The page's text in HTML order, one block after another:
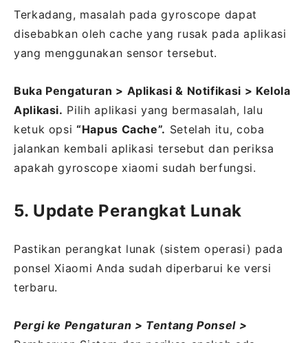
Terkadang, masalah pada gyroscope dapat
disebabkan oleh cache yang rusak pada aplikasi
yang menggunakan sensor tersebut.
Buka Pengaturan > Aplikasi & Notifikasi > Kelola
Aplikasi. Pilih aplikasi yang bermasalah, lalu
ketuk opsi“Hapus Cache”. Setelah itu, coba
jalankan kembali aplikasi tersebut dan periksa
apakah gyroscope xiaomi sudah berfungsi.
5. Update Perangkat Lunak
Pastikan perangkat lunak (sistem operasi) pada
ponsel Xiaomi Anda sudah diperbarui ke versi
terbaru.
Pergi ke Pengaturan > Tentang Ponsel >